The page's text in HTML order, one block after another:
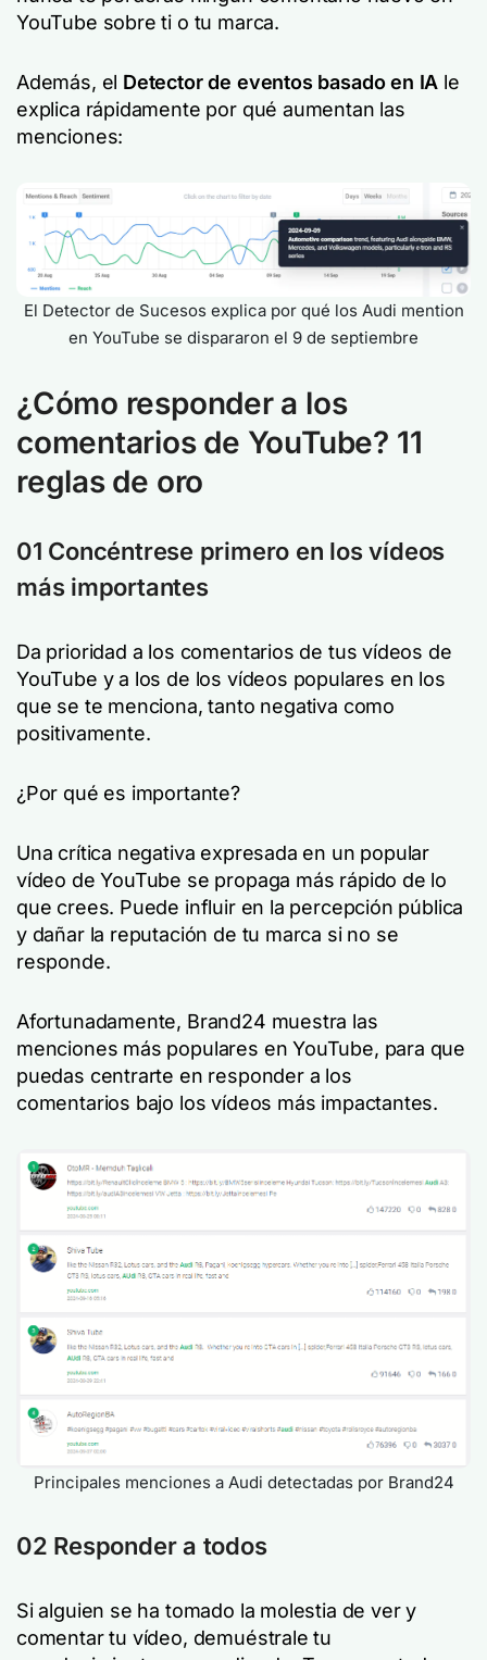
YouTube sobre ti o tu marca.
Además, el Detector de eventos basado en IA le
explica rápidamente por qué aumentan las
menciones:
El Detector de Sucesos explica por qué los Audi mention
en YouTube se dispararon el 9 de septiembre
¿Cómo responder a los
comentarios de YouTube? 11
reglas de oro
01 Concéntrese primero en los vídeos
más importantes
Da prioridad a los comentarios de tus vídeos de
YouTube y a los de los vídeos populares en los
que se te menciona, tanto negativa como
positivamente.
¿Por qué es importante?
Una crítica negativa expresada en un popular
vídeo de YouTube se propaga más rápido de lo
que crees. Puede influir en la percepción pública
y dañar la reputación de tu marca si no se
responde.
Afortunadamente, Brand24 muestra las
menciones más populares en YouTube, para que
puedas centrarte en responder a los
comentarios bajo los vídeos más impactantes.
Principales menciones a Audi detectadas por Brand24
02 Responder a todos
Si alguien se ha tomado la molestia de ver y
comentar tu vídeo, demuéstrale tu